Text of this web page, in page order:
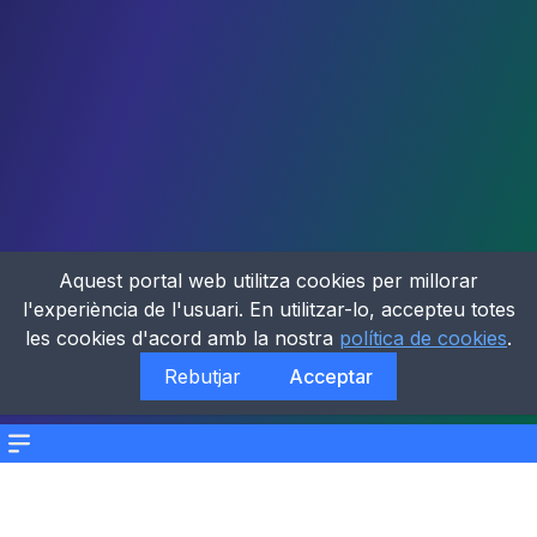
Menu
Aquest portal web utilitza cookies per millorar
l'experiència de l'usuari. En utilitzar-lo, accepteu totes
les cookies d'acord amb la nostra política de cookies.
Rebutjar
Acceptar